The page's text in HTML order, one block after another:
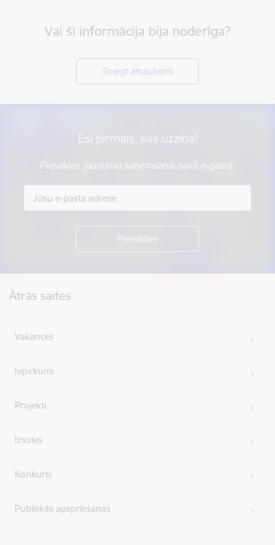
Vai šī informācija bija noderīga?
Sniegt atsauksmi
Esi pirmais, kas uzzina!
Piesakies jaunumu saņemšanai savā e-pastā.
Ātrās saites
Vakances
Iepirkumi
Projekti
Izsoles
Konkursi
Publiskās apspriešanas